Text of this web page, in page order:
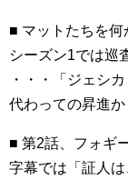
■ マットたちを何
シーズン1では巡
・・・「ジェシ
代わっての昇進か
■ 第2話、フォギ
字幕では「証人